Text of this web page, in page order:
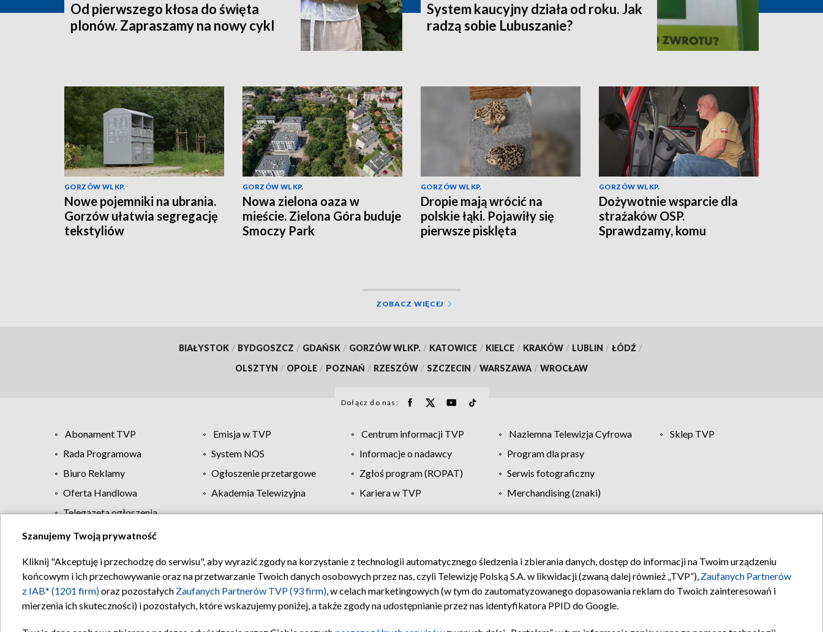
Od pierwszego kłosa do święta
plonów. Zapraszamy na nowy cykl
System kaucyjny działa od roku. Jak
radzą sobie Lubuszanie?
GORZÓW WLKP.
Nowe pojemniki na ubrania.
Gorzów ułatwia segregację
tekstyliów
GORZÓW WLKP.
Nowa zielona oaza w
mieście. Zielona Góra buduje
Smoczy Park
GORZÓW WLKP.
Dropie mają wrócić na
polskie łąki. Pojawiły się
pierwsze pisklęta
GORZÓW WLKP.
Dożywotnie wsparcie dla
strażaków OSP.
Sprawdzamy, komu
ZOBACZ WIĘCEJ
BIAŁYSTOK / BYDGOSZCZ / GDAŃSK / GORZÓW WLKP. / KATOWICE / KIELCE / KRAKÓW / LUBLIN / ŁÓDŹ /
OLSZTYN / OPOLE / POZNAŃ / RZESZÓW / SZCZECIN / WARSZAWA / WROCŁAW
Dołącz do nas:
Abonament TVP Emisja w TVP Centrum informacji TVP Naziemna Telewizja Cyfrowa
Sklep TVP
Rada Programowa
System NOS Informacje o nadawcy
Program dla prasy
Biuro Reklamy
Ogłoszenie przetargowe Zgłoś program (ROPAT)
Serwis fotograficzny
Oferta Handlowa
Akademia Telewizyjna Kariera w TVP
Merchandising (znaki)
Telegazeta ogłoszenia
Regulamin TVP Polityka prywatności Moje zgody Pomoc Biuro reklamy Kontakt
Szanujemy Twoją prywatność
Kliknij "Akceptuję i przechodzę do serwisu", aby wyrazić zgody na korzystanie z technologii automatycznego śledzenia i zbierania danych, dostęp do informacji na Twoim urządzeniu
końcowym i ich przechowywanie oraz na przetwarzanie Twoich danych osobowych przez nas, czyli Telewizję Polską S.A. w likwidacji (zwaną dalej również „TVP”), Zaufanych Partnerów
z IAB* (1201 firm)oraz pozostałych Zaufanych Partnerów TVP (93 firm), w celach marketingowych (w tym do zautomatyzowanego dopasowania reklam do Twoich zainteresowań i
mierzenia ich skuteczności) i pozostałych, które wskazujemy poniżej, a także zgody na udostępnianie przez nas identyfikatora PPID do Google.